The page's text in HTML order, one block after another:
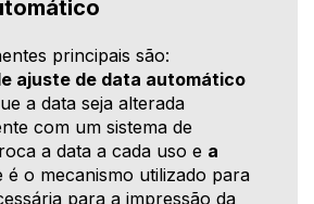
principais são:
ajuste de data automático
a data seja alterada
com um sistema de
a data a cada uso e a
é o mecanismo utilizado para
para a impressão da